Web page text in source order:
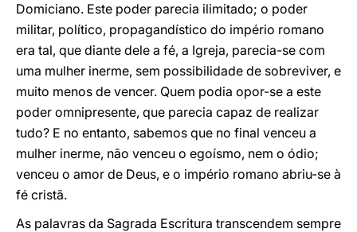
Domiciano. Este poder parecia ilimitado; o poder
militar, político, propagandístico do império romano
era tal, que diante dele a fé, a Igreja, parecia-se com
uma mulher inerme, sem possibilidade de sobreviver, e
muito menos de vencer. Quem podia opor-se a este
poder omnipresente, que parecia capaz de realizar
tudo? E no entanto, sabemos que no final venceu a
mulher inerme, não venceu o egoísmo, nem o ódio;
venceu o amor de Deus, e o império romano abriu-se à
fé cristã.
As palavras da Sagrada Escritura transcendem sempre